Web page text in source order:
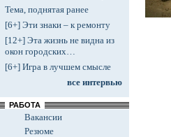
Тема, поднятая ранее
[6+] Эти знаки – к ремонту
[12+] Эта жизнь не видна из
окон городских…
[6+] Игра в лучшем смысле
все интервью
РАБОТА
Вакансии
Резюме